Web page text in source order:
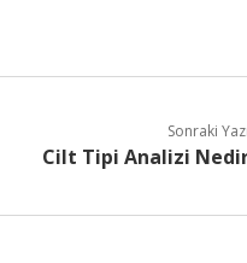
Sonraki
Cilt Tipi Analizi